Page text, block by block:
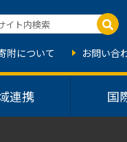
連携 国
附について お問い合